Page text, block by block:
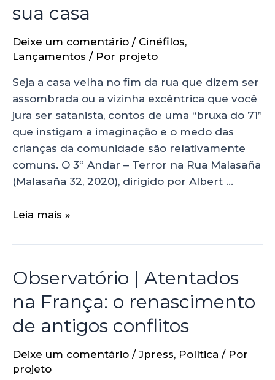
sua casa
Deixe um comentário / Cinéfilos,
Lançamentos / Por projeto
Seja a casa velha no fim da rua que dizem ser
assombrada ou a vizinha excêntrica que você
jura ser satanista, contos de uma “bruxa do 71”
que instigam a imaginação e o medo das
crianças da comunidade são relativamente
comuns. O 3º Andar – Terror na Rua Malasaña
(Malasaña 32, 2020), dirigido por Albert …
Leia mais »
Observatório | Atentados
na França: o renascimento
de antigos conflitos
Deixe um comentário /Jpress, Política / Por
projeto